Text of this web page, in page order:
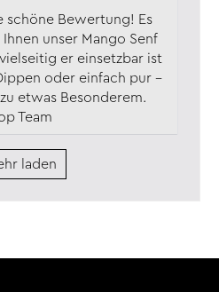
schöne Bewertung! Es
unser Mango Senf
er einsetzbar ist
oder einfach pur –
etwas Besonderem.
Team
laden